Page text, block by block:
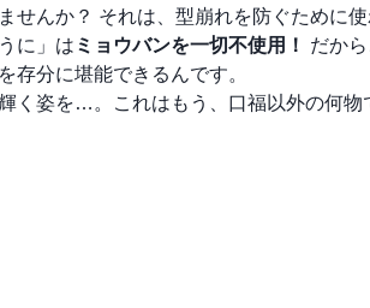
せんか？ それは、型崩れを防ぐために
に」は ミョウバンを一切不使用！
だか
存分に堪能できるんです。
く姿を…。これはもう、口福以外の何物